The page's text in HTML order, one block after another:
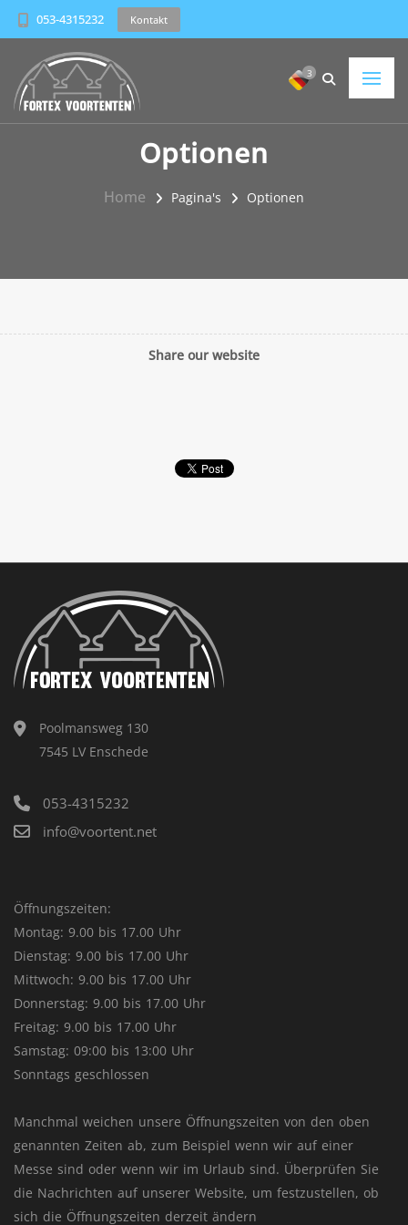
053-4315232 Kontakt
3
Optionen
Home Pagina's Optionen
Share our website
Poolmansweg 130
7545 LV Enschede
053-4315232
info@voortent.net
Öffnungszeiten:
Montag: 9.00 bis 17.00 Uhr
Dienstag: 9.00 bis 17.00 Uhr
Mittwoch: 9.00 bis 17.00 Uhr
Donnerstag: 9.00 bis 17.00 Uhr
Freitag: 9.00 bis 17.00 Uhr
Samstag: 09:00 bis 13:00 Uhr
Sonntags geschlossen
Manchmal weichen unsere Öffnungszeiten von den oben
genannten Zeiten ab, zum Beispiel wenn wir auf einer
Messe sind oder wenn wir im Urlaub sind. Überprüfen Sie
die Nachrichten auf unserer Website, um festzustellen, ob
sich die Öffnungszeiten derzeit ändern